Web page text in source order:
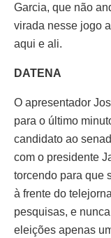
Garcia, que não
virada nesse jogo
aqui e ali.
DATENA
O apresentador
para o último
candidato ao
com o presidente
torcendo para que
à frente do
pesquisas, e
eleições apenas